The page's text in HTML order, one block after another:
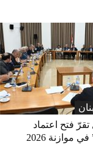
تقرّ فتح اعتماد
موازنة 2026